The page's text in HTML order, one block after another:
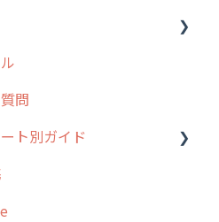
得について
問
ト別ガイド